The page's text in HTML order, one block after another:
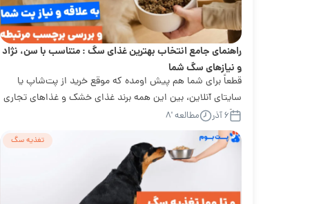
راهنمای جامع انتخاب بهترین غذای سگ : متناسب با سن، نژاد
و نیازهای سگ شما
قطعاً برای شما هم پیش اومده که موقع خرید از پت‌شاپ یا
سایتای آنلاین، بین این همه برند غذای خشک و غذاهای تجاری
دیگه،...
۶ آذر مطالعه '۸
تغذیه سگ